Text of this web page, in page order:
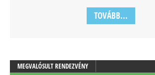
TOVÁBB...
MEGVALÓSULT RENDEZVÉNY